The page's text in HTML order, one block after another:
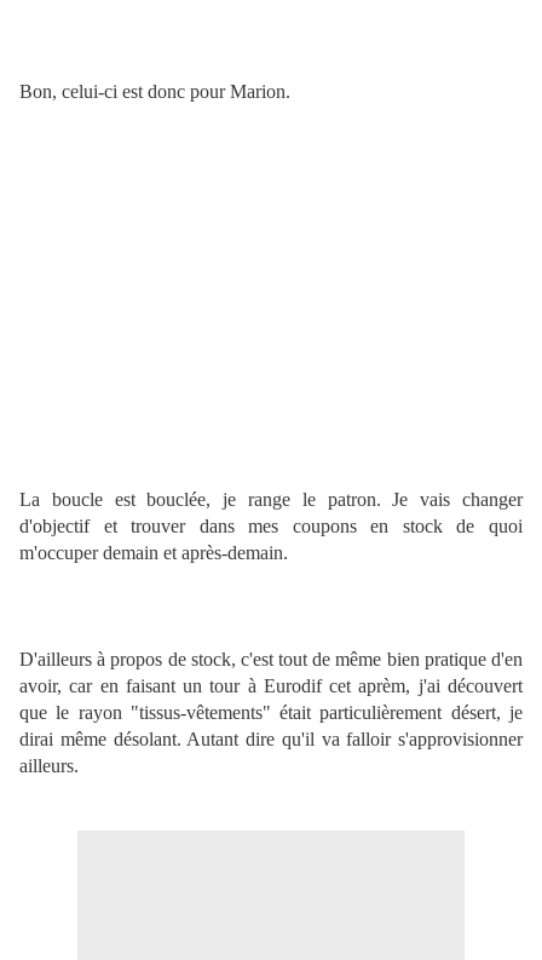
Bon, celui-ci est donc pour Marion.
La boucle est bouclée, je range le patron. Je vais changer
d'objectif et trouver dans mes coupons en stock de quoi
m'occuper demain et après-demain.
D'ailleurs à propos de stock, c'est tout de même bien pratique d'en
avoir, car en faisant un tour à Eurodif cet aprèm, j'ai découvert
que le rayon "tissus-vêtements" était particulièrement désert, je
dirai même désolant. Autant dire qu'il va falloir s'approvisionner
ailleurs.